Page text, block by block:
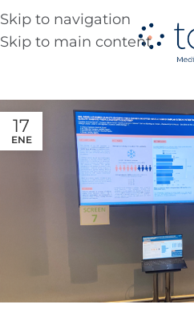
Skip to navigation
Skip to main content
17
ENE